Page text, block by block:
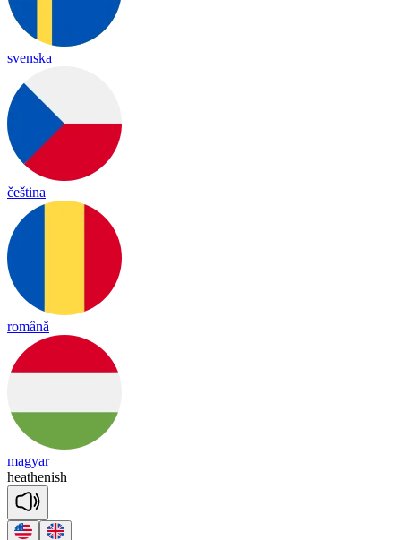
svenska
čeština
română
magyar
heathenish